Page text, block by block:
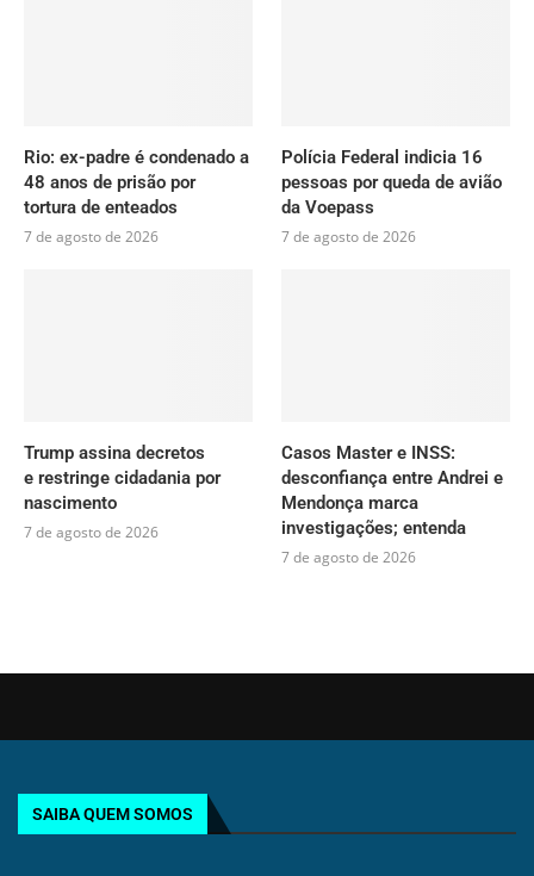
Rio: ex-padre é condenado a
48 anos de prisão por
tortura de enteados
7 de agosto de 2026
Polícia Federal indicia 16
pessoas por queda de avião
da Voepass
7 de agosto de 2026
Trump assina decretos
e restringe cidadania por
nascimento
7 de agosto de 2026
Casos Master e INSS:
desconfiança entre Andrei e
Mendonça marca
investigações; entenda
7 de agosto de 2026
SAIBA QUEM SOMOS